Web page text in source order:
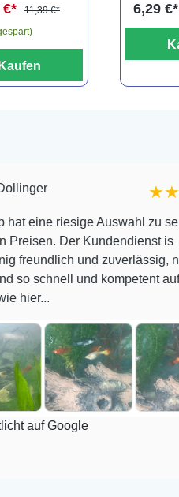
€*
11,39 €*
Kaufen
6,29 €*
★★★★★
Auswahl zu sehr
Kundendienst is
und zuverlässig, noch nie
und kompetent auf Emails